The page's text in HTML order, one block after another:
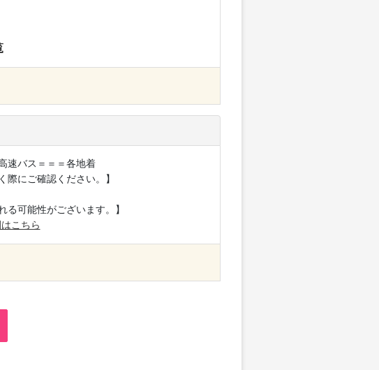
速バス＝＝＝各地着
際にご確認ください。】
る可能性がございます。】
こちら